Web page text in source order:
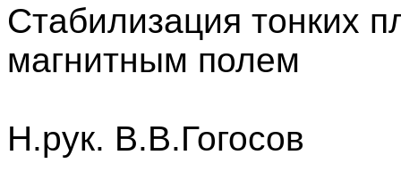
Стабилизация тонких
магнитным полем
Н.рук. В.В.Гогосов